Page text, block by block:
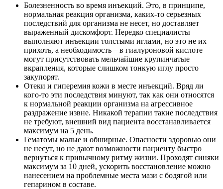
Болезненность во время инъекций. Это, в принципе,
нормальная реакция организма, каких-то серьезных
последствий для организма не несет, но доставляет
выраженный дискомфорт. Нередко специалисты
выполняют инъекции толстыми иглами, но это не их
прихоть, а необходимость – в гиалуроновой кислоте
могут присутствовать мельчайшие крупинчатые
вкрапления, которые слишком тонкую иглу просто
закупорят.
Отеки и гиперемия кожи в месте инъекций. Вряд ли
кого-то эти последствия минуют, так как они относятся
к нормальной реакции организма на агрессивное
раздражение извне. Никакой терапии такие последствия
не требуют, внешний вид пациента восстанавливается
максимум на 5 день.
Гематомы малые и обширные. Опасности здоровью они
не несут, но не дают возможности пациенту быстро
вернуться к привычному ритму жизни. Проходят синяки
максимум за 10 дней, ускорить восстановление можно
нанесением на проблемные места мази с бодягой или
гепарином в составе.